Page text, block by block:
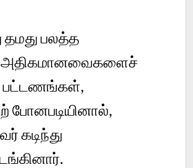
பலத்த
அதிகமானவைகளைச்
போனபடியினால்,
கடிந்து